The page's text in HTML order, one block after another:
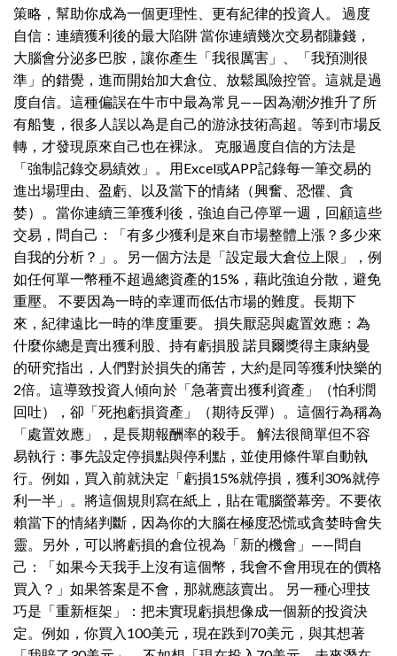
策略，幫助你成為一個更理性、更有紀律的投資人。 過度
自信：連續獲利後的最大陷阱 當你連續幾次交易都賺錢，
大腦會分泌多巴胺，讓你產生「我很厲害」、「我預測很
準」的錯覺，進而開始加大倉位、放鬆風險控管。這就是過
度自信。這種偏誤在牛市中最為常見——因為潮汐推升了所
有船隻，很多人誤以為是自己的游泳技術高超。等到市場反
轉，才發現原來自己也在裸泳。 克服過度自信的方法是
「強制記錄交易績效」。用Excel或APP記錄每一筆交易的
進出場理由、盈虧、以及當下的情緒（興奮、恐懼、貪
婪）。當你連續三筆獲利後，強迫自己停單一週，回顧這些
交易，問自己：「有多少獲利是來自市場整體上漲？多少來
自我的分析？」。另一個方法是「設定最大倉位上限」，例
如任何單一幣種不超過總資產的15%，藉此強迫分散，避免
重壓。 不要因為一時的幸運而低估市場的難度。長期下
來，紀律遠比一時的準度重要。 損失厭惡與處置效應：為
什麼你總是賣出獲利股、持有虧損股 諾貝爾獎得主康納曼
的研究指出，人們對於損失的痛苦，大約是同等獲利快樂的
2倍。這導致投資人傾向於「急著賣出獲利資產」（怕利潤
回吐），卻「死抱虧損資產」（期待反彈）。這個行為稱為
「處置效應」，是長期報酬率的殺手。 解法很簡單但不容
易執行：事先設定停損點與停利點，並使用條件單自動執
行。例如，買入前就決定「虧損15%就停損，獲利30%就停
利一半」。將這個規則寫在紙上，貼在電腦螢幕旁。不要依
賴當下的情緒判斷，因為你的大腦在極度恐慌或貪婪時會失
靈。另外，可以將虧損的倉位視為「新的機會」——問自
己：「如果今天我手上沒有這個幣，我會不會用現在的價格
買入？」如果答案是不會，那就應該賣出。 另一種心理技
巧是「重新框架」：把未實現虧損想像成一個新的投資決
定。例如，你買入100美元，現在跌到70美元，與其想著